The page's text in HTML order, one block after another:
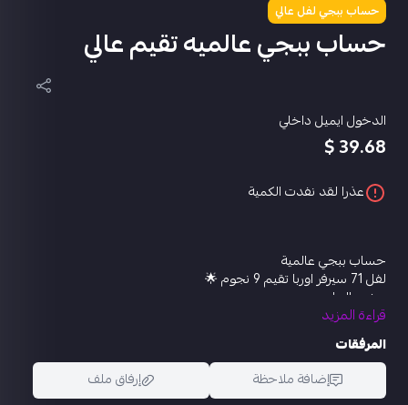
حساب ببجي لفل عالي
حساب ببجي عالميه تقيم عالي
الدخول ايميل داخلي
39.68 $
عذرا لقد نفدت الكمية
حساب ببجي عالمية
لفل 71 سيرفر اوربا تقيم 9 نجوم 🌟
مختبر التطوير
قروزا مقاتل الغابه كل مسج
ام سڤن الفرس الصغير لفل 2
ام16 الفجر الشائك لفل 1
دبس سفينة الصحراء لفل1
قراءة المزيد
المرفقات
إضافة ملاحظة
إرفاق ملف